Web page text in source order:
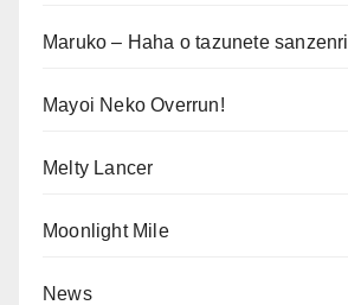
Maruko – Haha o tazunete sanzenri
Mayoi Neko Overrun!
Melty Lancer
Moonlight Mile
News